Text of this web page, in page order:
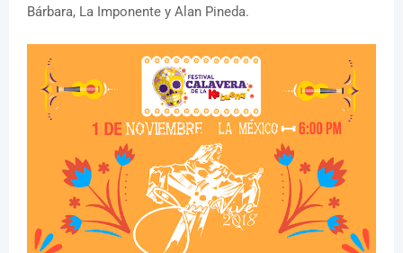
Bárbara, La Imponente y Alan Pineda.